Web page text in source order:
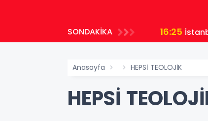
SONDAKİKA 16:25
Anasayfa HEPSİ TEOLOJİK
HEPSİ